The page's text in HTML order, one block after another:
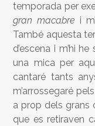
temporada per
gran macabre i
També aquesta
d’escena i m’hi
una mica per
cantaré tants
m’arrossegaré
a prop dels grans
que es retiraven